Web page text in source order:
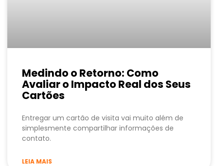
Medindo o Retorno: Como
Avaliar o Impacto Real dos Seus
Cartões
Entregar um cartão de visita vai muito além de
simplesmente compartilhar informações de
contato.
LEIA MAIS